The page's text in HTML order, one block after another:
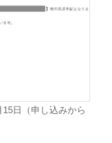
日（申し込みから